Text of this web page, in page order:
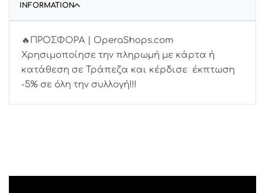
INFORMATION
🔥ΠΡΟΣΦΟΡΑ | OperaShops.com
Χρησιμοποίησε την πληρωμή με κάρτα ή
κατάθεση σε Τράπεζα και κέρδισε έκπτωση
-5% σε όλη την συλλογή!!!